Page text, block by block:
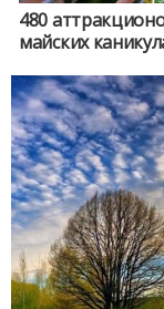
480
майских